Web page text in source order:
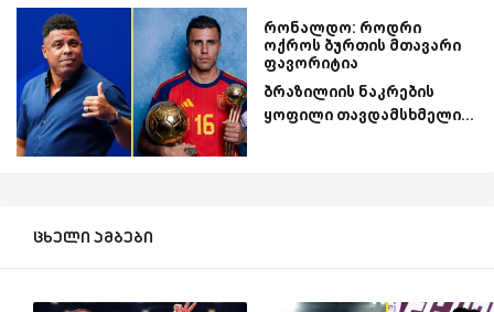
რონალდო: როდრი
ოქროს ბურთის მთავარი
ფავორიტია
ბრაზილიის ნაკრების
ყოფილი თავდამსხმელი...
ცხელი ამბები